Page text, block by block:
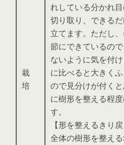
栽
培
れしている分かれ
切り取り、できる
立てます。ただし
節にできているの
ないように気を付
に比べると大きく
ので見分けが付く
に樹形を整える程
す。
【形を整えるきり戻
全体の樹形を整え